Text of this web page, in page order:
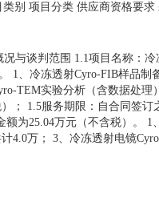
别 项目分类 供应商资格要
况与谈判范围 1.1项目名称：
1、冷冻透射Cyro-FIB样品
TEM实验分析（含数据处
； 1.5服务期限：自合同签
为25.04万元（不含税）。
4.0万； 3、冷冻透射电镜